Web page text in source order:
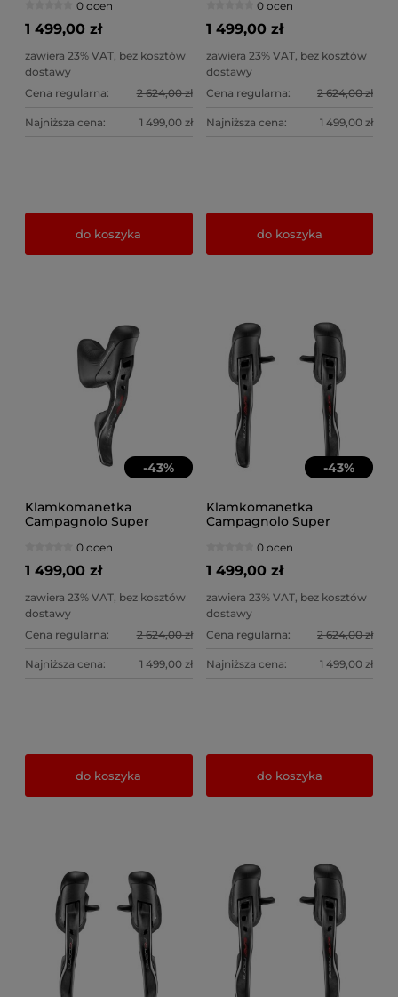
zacisk 1400 ocen
1 499,00 zł
zawiera 23% VAT, bez kosztów
dostawy
Cena regularna:
2 624,00 zł
Najniższa cena: 1 499,00 zł
do koszyka
zacisk 1600 ocen
1 499,00 zł
zawiera 23% VAT, bez kosztów
dostawy
Cena regularna:
2 624,00 zł
Najniższa cena: 1 499,00 zł
do koszyka
-43%
Klamkomanetka
Campagnolo Super
zacisk 1400 ocen
1 499,00 zł
zawiera 23% VAT, bez kosztów
dostawy
Cena regularna:
2 624,00 zł
Najniższa cena: 1 499,00 zł
do koszyka
-43%
Klamkomanetka
Campagnolo Super
zacisk 1600 ocen
1 499,00 zł
zawiera 23% VAT, bez kosztów
dostawy
Cena regularna:
2 624,00 zł
Najniższa cena: 1 499,00 zł
do koszyka